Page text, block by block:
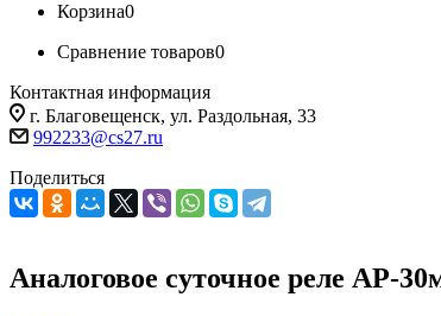
Корзина0
Сравнение товаров0
Контактная информация
г. Благовещенск, ул. Раздольная, 33
992233@cs27.ru
Поделиться
Аналоговое суточное реле АР-